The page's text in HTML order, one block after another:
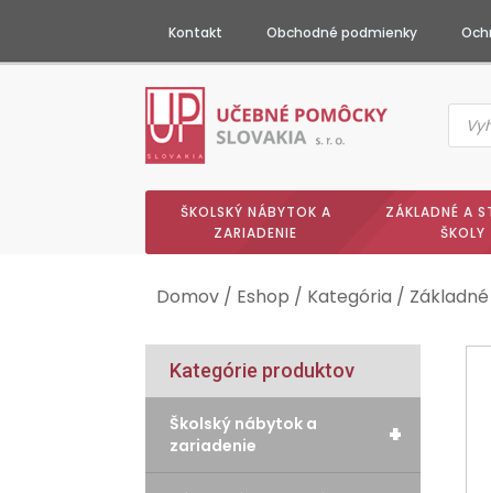
Kontakt Obchodné podmienky
search
ŠKOLSKÝ NÁBYTOK A
ZARIADENIE
ZÁKLADNÉ A
ŠKOLY
Domov / Eshop / Kategória /
Kategórie produktov
+
Školský nábytok a
zariadenie